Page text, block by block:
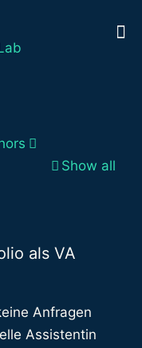
Show all
als VA
Anfragen
Assistentin